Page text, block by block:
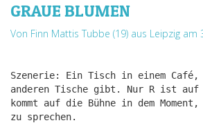
GRAUE BLUMEN
Von Finn Mattis Tubbe (19) aus Leipzig am
Szenerie: Ein Tisch in einem Café,
anderen Tische gibt. Nur R ist auf
kommt auf die Bühne in dem
zu sprechen.